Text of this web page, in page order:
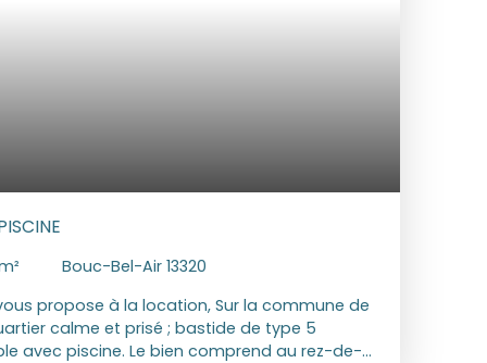
Bouc-Bel-Air 13320
propose à la location, Sur la commune de
calme et prisé ; bastide de type 5
avec piscine. Le bien comprend au rez-de-